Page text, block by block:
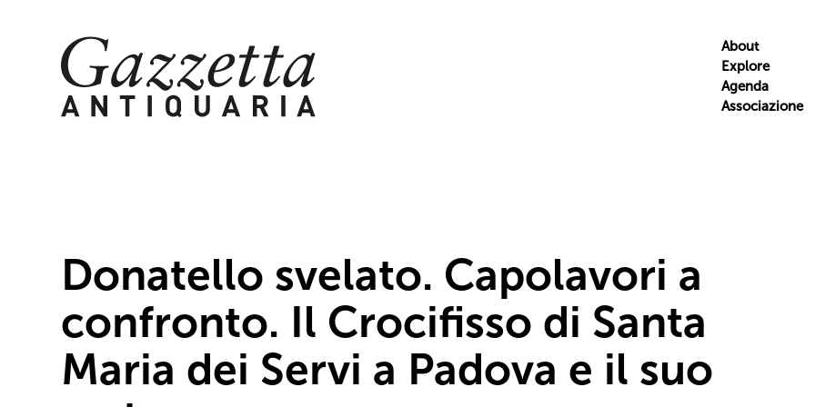
Skip
to
content
About
Explore
Agenda
Associazione
Donatello svelato. Capolavori a
confronto. Il Crocifisso di Santa
Maria dei Servi a Padova e il suo